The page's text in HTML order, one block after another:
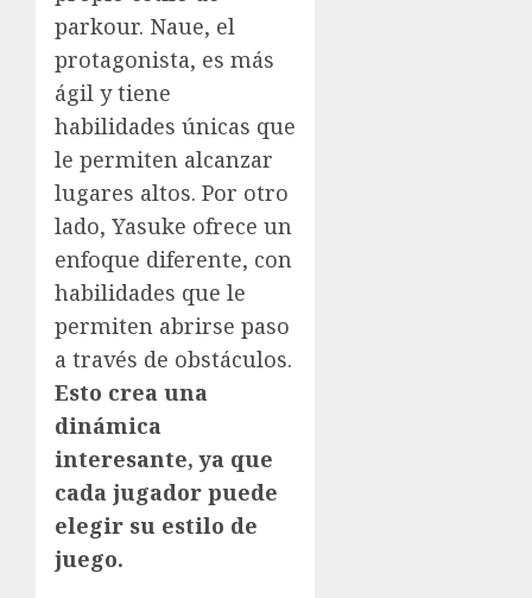
parkour. Naue, el
protagonista, es más
ágil y tiene
habilidades únicas que
le permiten alcanzar
lugares altos. Por otro
lado, Yasuke ofrece un
enfoque diferente, con
habilidades que le
permiten abrirse paso
a través de obstáculos.
Esto crea una
dinámica
interesante, ya que
cada jugador puede
elegir su estilo de
juego.